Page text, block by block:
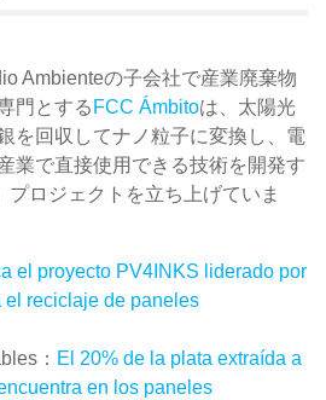
Ambienteの子会社で産業廃棄物
門とする FCC Ámbitoは、太陽光
を回収してナノ粒子に変換し、電
業で直接使用できる技術を開発す
ロジェクトを立ち上げていま
el proyecto PV4INKS liderado por
el reciclaje de paneles
： El 20% de la plata extraída a
en los paneles